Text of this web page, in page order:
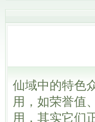
仙域中的特色
用，如荣誉值
用，其实它们